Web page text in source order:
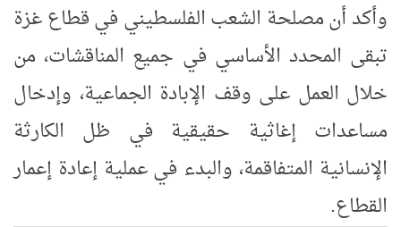
وأكد أن مصلحة الشعب الفلسطيني في قطاع غزة
تبقى المحدد الأساسي في جميع المناقشات، من
خلال العمل على وقف الإبادة الجماعية، وإدخال
مساعدات إغاثية حقيقية في ظل الكارثة
الإنسانية المتفاقمة، والبدء في عملية إعادة إعمار
القطاع.